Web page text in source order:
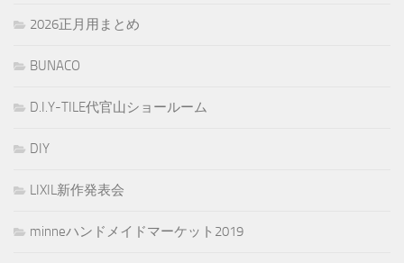
2026正月用まとめ
BUNACO
D.I.Y-TILE代官山ショールーム
DIY
LIXIL新作発表会
minneハンドメイドマーケット2019